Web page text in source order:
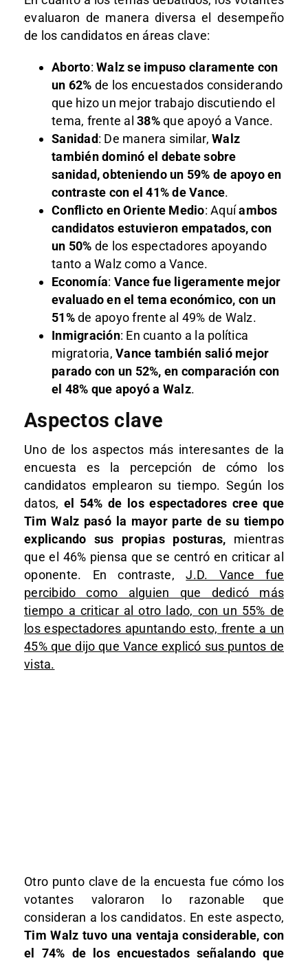
evaluaron de manera diversa el desempeño
de los candidatos en áreas clave:
Aborto: Walz se impuso claramente con
un 62% de los encuestados considerando
que hizo un mejor trabajo discutiendo el
tema, frente al 38%que apoyó a Vance.
Sanidad: De manera similar, Walz
también dominó el debate sobre
sanidad, obteniendo un 59% de apoyo en
contraste con el 41% de Vance.
Conflicto en Oriente Medio: Aquíambos
candidatos estuvieron empatados, con
un 50% de los espectadores apoyando
tanto a Walz como a Vance.
Economía: Vance fue ligeramente mejor
evaluado en el tema económico, con un
51%de apoyo frente al 49% de Walz.
Inmigración: En cuanto a la política
migratoria, Vance también salió mejor
parado con un 52%, en comparación con
el 48% que apoyó a Walz.
Aspectos clave
Uno de los aspectos más interesantes de la
encuesta es la percepción de cómo los
candidatos emplearon su tiempo. Según los
datos, el 54% de los espectadores cree que
Tim Walz pasó la mayor parte de su tiempo
explicando sus propias posturas, mientras
que el 46% piensa que se centró en criticar al
oponente. En contraste,J.D. Vance fue
percibido como alguien que dedicó más
tiempo a criticar al otro lado, con un 55% de
los espectadores apuntando esto, frente a un
45% que dijo que Vance explicó sus puntos de
vista.
Otro punto clave de la encuesta fue cómo los
votantes valoraron lo razonable que
consideran a los candidatos. En este aspecto,
Tim Walz tuvo una ventaja considerable, con
el 74% de los encuestados señalando que